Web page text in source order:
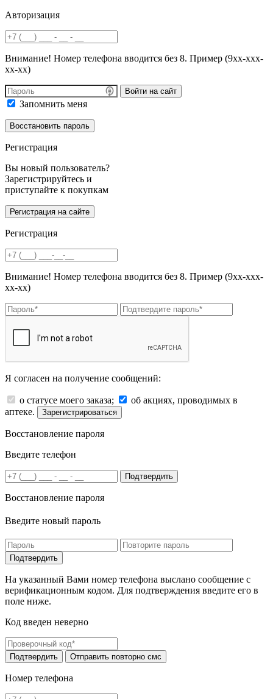
Авторизация
Внимание! Номер телефона вводится без 8. Пример (9хх-ххх-
хх-хх)
Войти на сайт
Запомнить меня
Регистрация
Вы новый пользователь?
Зарегистрируйтесь и
приступайте к покупкам
Регистрация
Внимание! Номер телефона вводится без 8. Пример (9хх-ххх-
хх-хх)
Я согласен на получение сообщений:
о статусе моего заказа;
об акциях, проводимых в
аптеке.
Зарегистрироваться
Восстановление пароля
Введите телефон
Подтвердить
Восстановление пароля
Введите новый пароль
На указанный Вами номер телефона выслано сообщение с
верификационным кодом. Для подтверждения введите его в
поле ниже.
Код введен неверно
Номер телефона